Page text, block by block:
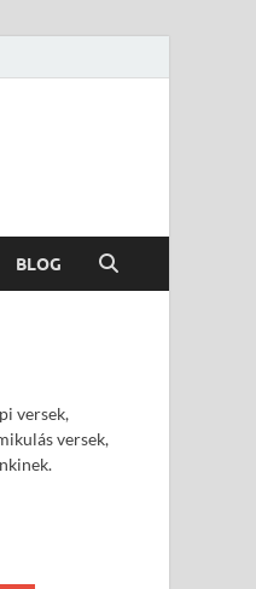
BLOG
versek,
versek,